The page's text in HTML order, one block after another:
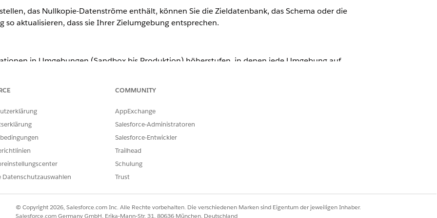
das Nullkopie-Datenströme enthält, können Sie die Zieldatenbank, das Schema oder die
so aktualisieren, dass sie Ihrer Zielumgebung entsprechen.
in Umgebungen (Sandbox bis Produktion) höherstufen, in denen jede Umgebung auf
ERFORDERLICHE BENUTZERBERECHTIGUNGEN
Berechtigungssatz:
Data Cloud-Architekt
"
Zero Copy-Datenstrom in der Dropdown-Liste die Option
"Datenbankkonfiguration" die Zieldatenbank, das Schema und die Tabelle entsprechend Ihrer
neue Ziel dieselbe Schemadefinition wie das Original aufweist. Wenn sich das Schema
fehl.
Datenschutzauswahlen
COMMUNITY
AppExchange
Salesforce-Administratoren
Salesforce-Entwickler
Trailhead
Schulung
Trust
© Copyright 2026, Salesforce.com Inc. Alle Rechte vorbehalten. Die verschiedenen Marken sind Eigentum der jeweiligen Inhaber.
Salesforce.com Germany GmbH, Erika-Mann-Str. 31, 80636 München, Deutschland